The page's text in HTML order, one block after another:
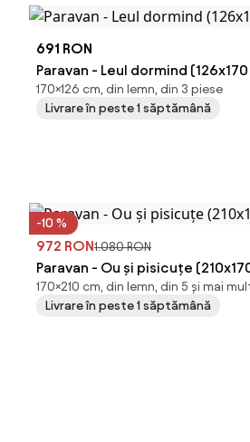
691 RON
Paravan - Leul dormind
170×126 cm, din lemn, din 3 piese
Livrare în peste 1 săptămână
-10 %
972 RON1.080 RON
Paravan - Ou și pisicuțe
170×210 cm, din lemn, din 5 și mai
Livrare în peste 1 săptămână